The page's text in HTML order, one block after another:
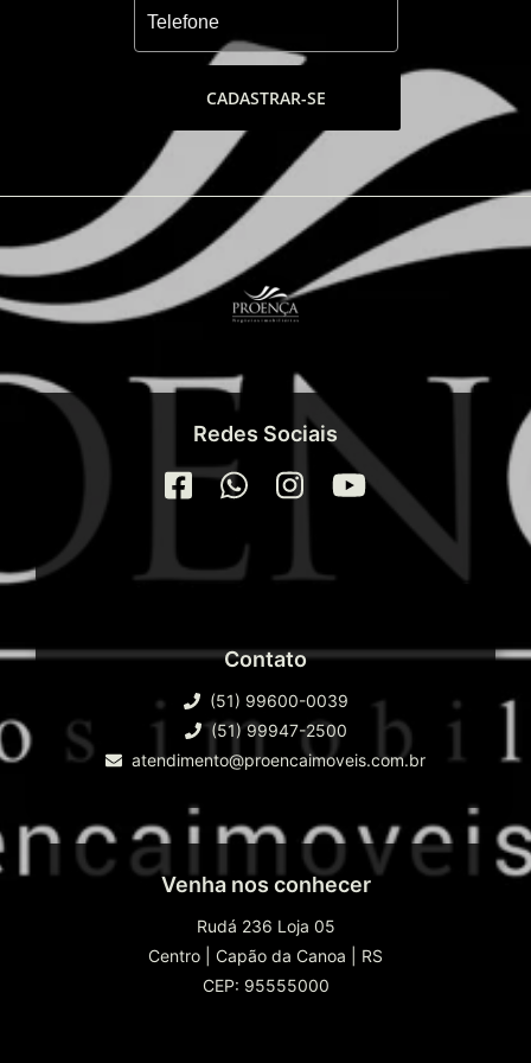
CADASTRAR-SE
Redes Sociais
Contato
(51) 99600-0039
(51) 99947-2500
atendimento@proencaimoveis.com.br
Venha nos conhecer
Rudá 236 Loja 05
Centro
Capão da Canoa
RS
CEP: 95555000